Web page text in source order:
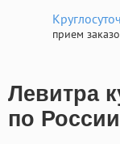
прием
Левитра
по России